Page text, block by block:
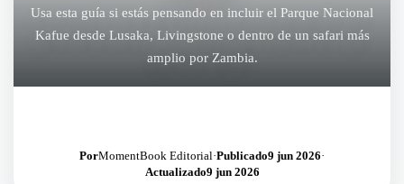
Usa esta guía si estás pensando en incluir el Parque Nacional
Kafue desde Lusaka, Livingstone o dentro de un safari más
amplio por Zambia.
PorMomentBook Editorial·Publicado9 jun 2026·
Actualizado9 jun 2026